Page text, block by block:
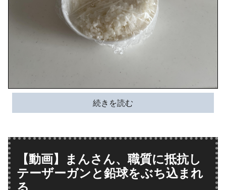
続きを読む
【動画】まんさん、職質に抵抗し
テーザーガンと鉛球をぶち込まれ